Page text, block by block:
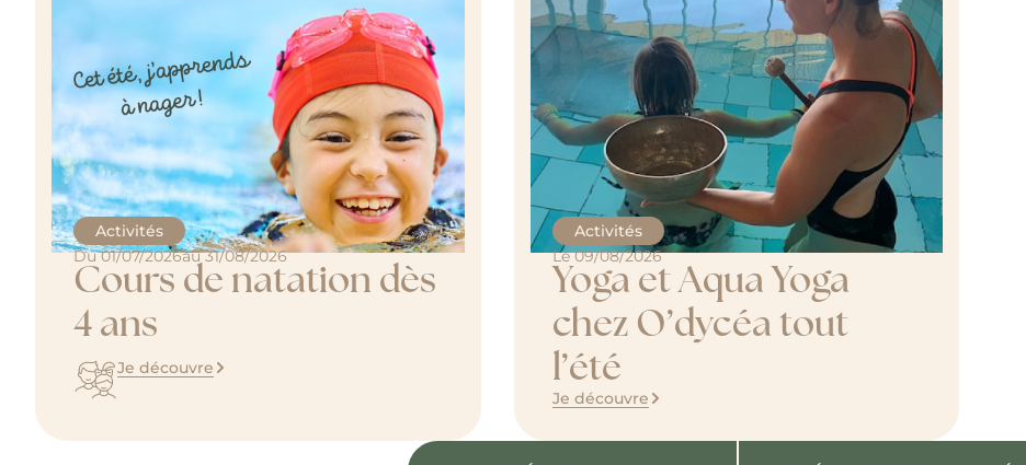
Activités
Du 01/07/2026au 31/08/2026
Cours de natation dès
4 ans
Je découvre
Activités
Le 09/08/2026
Yoga et Aqua Yoga
chez O’dycéa tout
l’été
Je découvre